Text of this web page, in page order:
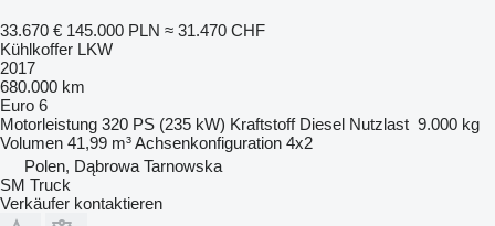
33.670 € 145.000 PLN ≈ 31.470 CHF
Kühlkoffer LKW
2017
680.000 km
Euro 6
Motorleistung 320 PS (235 kW) Kraftstoff Diesel Nutzlast 9.000 kg
Volumen 41,99 m³Achsenkonfiguration 4x2
Polen, Dąbrowa Tarnowska
SM Truck
Verkäufer kontaktieren